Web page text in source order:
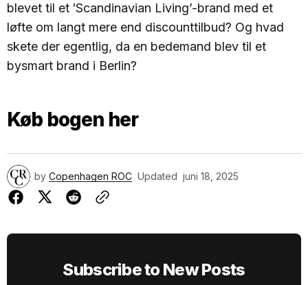
blevet til et ′Scandinavian Living’-brand med et
løfte om langt mere end discounttilbud? Og hvad
skete der egentlig, da en bedemand blev til et
bysmart brand i Berlin?
Køb bogen her
by Copenhagen ROC Updated juni 18, 2025
Subscribe to New Posts